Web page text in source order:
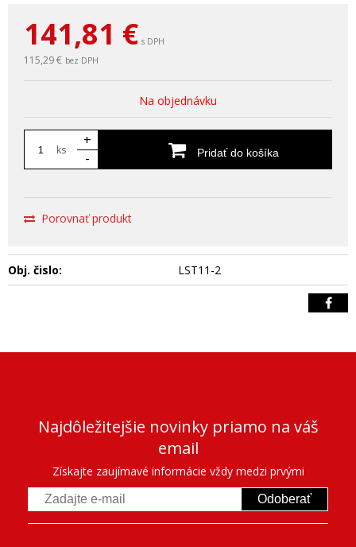
141,81 € s DPH
115,29 € bez DPH
Na objednávku
ks
+
-
Pridať do košíka
Porovnať produkt
Obj. čislo: LST11-2
Najdôležitejšie novinky priamo na váš
email
Získajte zaujímavé informácie vždy medzi prvými
Odoberať